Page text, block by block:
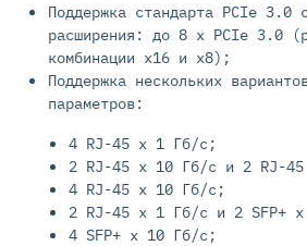
Поддержка стандарта PCIe 3.0
расширения: до 8 х PCIe 3.0
комбинации x16 и x8);
Поддержка нескольких
параметров:
4 RJ-45 x 1 Гб/c;
2 RJ-45 x 10 Гб/c и 2 RJ-
4 RJ-45 x 10 Гб/c;
2 RJ-45 x 1 Гб/c и 2 SFP+
4 SFP+ x 10 Гб/c;